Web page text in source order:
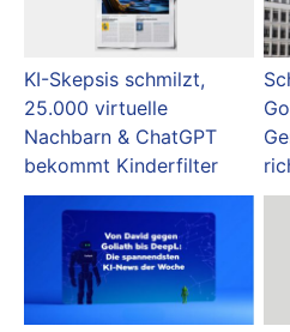
KI-Skepsis schmilzt,
25.000 virtuelle
Nachbarn & ChatGPT
bekommt Kinderfilter